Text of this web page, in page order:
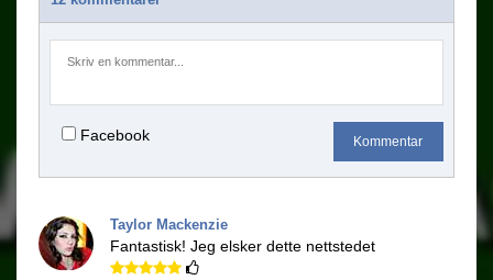
Facebook Kommentar
Taylor Mackenzie
Fantastisk! Jeg elsker dette nettstedet